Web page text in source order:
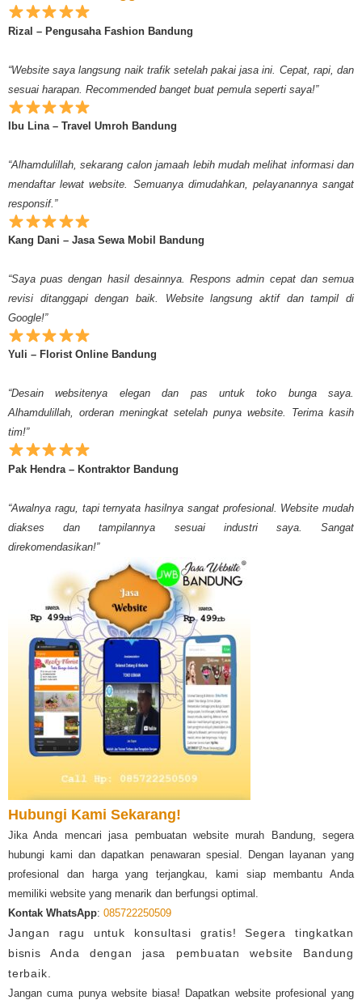
Rizal – Pengusaha Fashion Bandung
“Website saya langsung naik trafik setelah pakai jasa ini. Cepat, rapi, dan
sesuai harapan. Recommended banget buat pemula seperti saya!”
Ibu Lina – Travel Umroh Bandung
“Alhamdulillah, sekarang calon jamaah lebih mudah melihat informasi dan
mendaftar lewat website. Semuanya dimudahkan, pelayanannya sangat
responsif.”
Kang Dani – Jasa Sewa Mobil Bandung
“Saya puas dengan hasil desainnya. Respons admin cepat dan semua
revisi ditanggapi dengan baik. Website langsung aktif dan tampil di
Google!”
Yuli – Florist Online Bandung
“Desain websitenya elegan dan pas untuk toko bunga saya.
Alhamdulillah, orderan meningkat setelah punya website. Terima kasih
tim!”
Pak Hendra – Kontraktor Bandung
“Awalnya ragu, tapi ternyata hasilnya sangat profesional. Website mudah
diakses dan tampilannya sesuai industri saya. Sangat
direkomendasikan!”
Hubungi Kami Sekarang!
Jika Anda mencari jasa pembuatan website murah Bandung, segera
hubungi kami dan dapatkan penawaran spesial. Dengan layanan yang
profesional dan harga yang terjangkau, kami siap membantu Anda
memiliki website yang menarik dan berfungsi optimal.
Kontak WhatsApp: 085722250509
Jangan ragu untuk konsultasi gratis! Segera tingkatkan
bisnis Anda dengan jasa pembuatan website Bandung
terbaik.
Jangan cuma punya website biasa! Dapatkan website profesional yang